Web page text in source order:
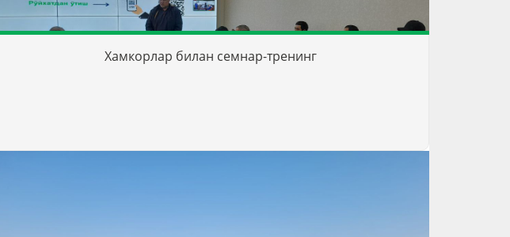
Хамкорлар билан семнар-тренинг